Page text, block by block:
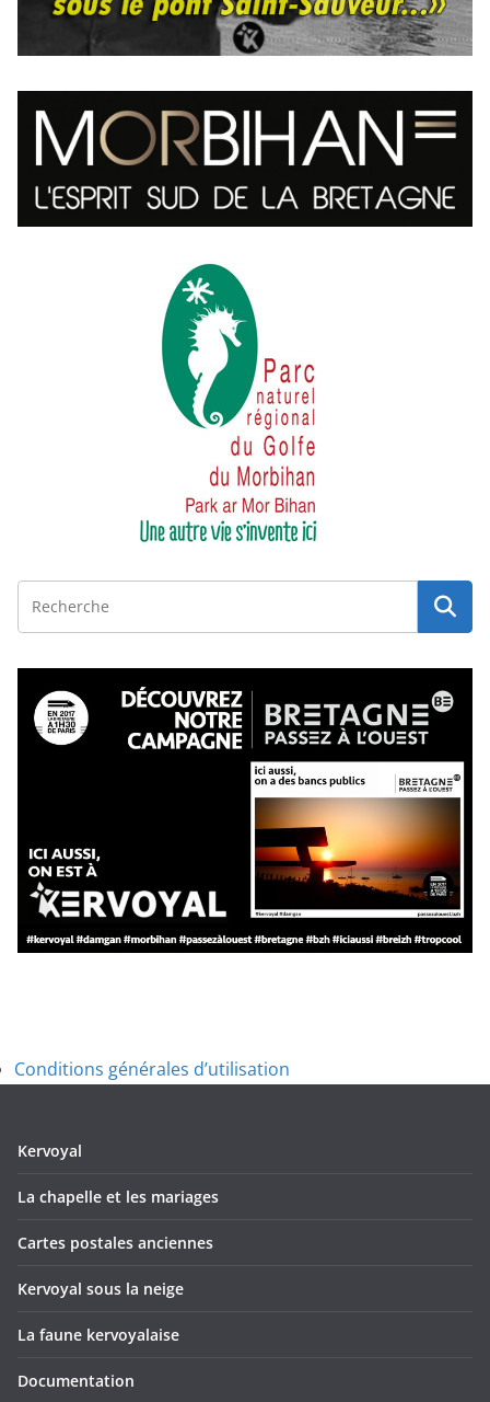
Conditions générales d’utilisation
Kervoyal
La chapelle et les mariages
Cartes postales anciennes
Kervoyal sous la neige
La faune kervoyalaise
Documentation